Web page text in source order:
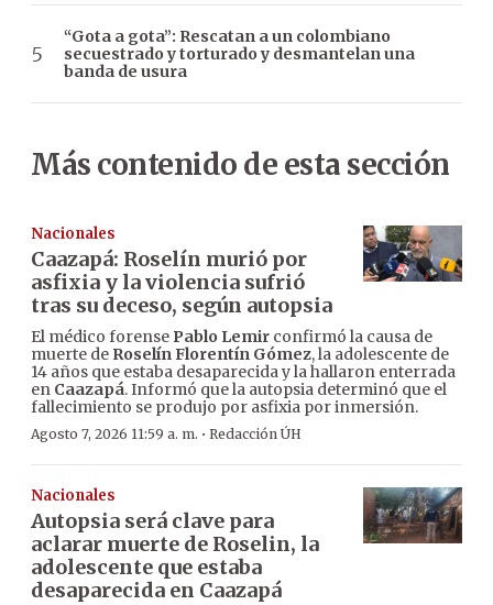
“Gota a gota”: Rescatan a un colombiano
secuestrado y torturado y desmantelan una
banda de usura
Más contenido de esta sección
Nacionales
Caazapá: Roselín murió por
asfixia y la violencia sufrió
tras su deceso, según autopsia
El médico forense Pablo Lemir confirmó la causa de
muerte de Roselín Florentín Gómez, la adolescente de
14 años que estaba desaparecida y la hallaron enterrada
en Caazapá. Informó que la autopsia determinó que el
fallecimiento se produjo por asfixia por inmersión.
Agosto 7, 2026 11:59 a. m. · Redacción ÚH
Nacionales
Autopsia será clave para
aclarar muerte de Roselin, la
adolescente que estaba
desaparecida en Caazapá